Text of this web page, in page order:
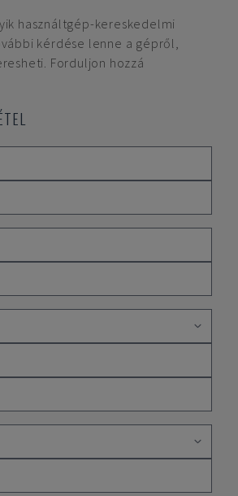
használtgép-kereskedelmi
kérdése lenne a gépről,
Forduljon hozzá